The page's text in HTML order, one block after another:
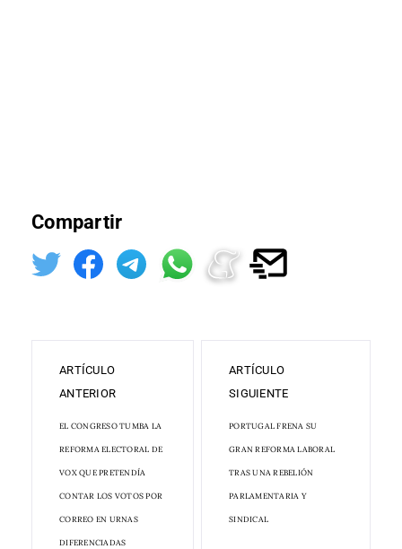
Compartir
ARTÍCULO
ANTERIOR
EL CONGRESO TUMBA LA
REFORMA ELECTORAL DE
VOX QUE PRETENDÍA
CONTAR LOS VOTOS POR
CORREO EN URNAS
DIFERENCIADAS
ARTÍCULO
SIGUIENTE
PORTUGAL FRENA SU
GRAN REFORMA LABORAL
TRAS UNA REBELIÓN
PARLAMENTARIA Y
SINDICAL